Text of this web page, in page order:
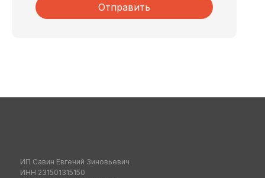
Отправить
ИП Савин Евгений Зиновьевич
ИНН 231501315150